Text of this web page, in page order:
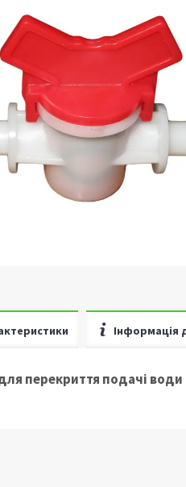
Інформація
перекриття подачі